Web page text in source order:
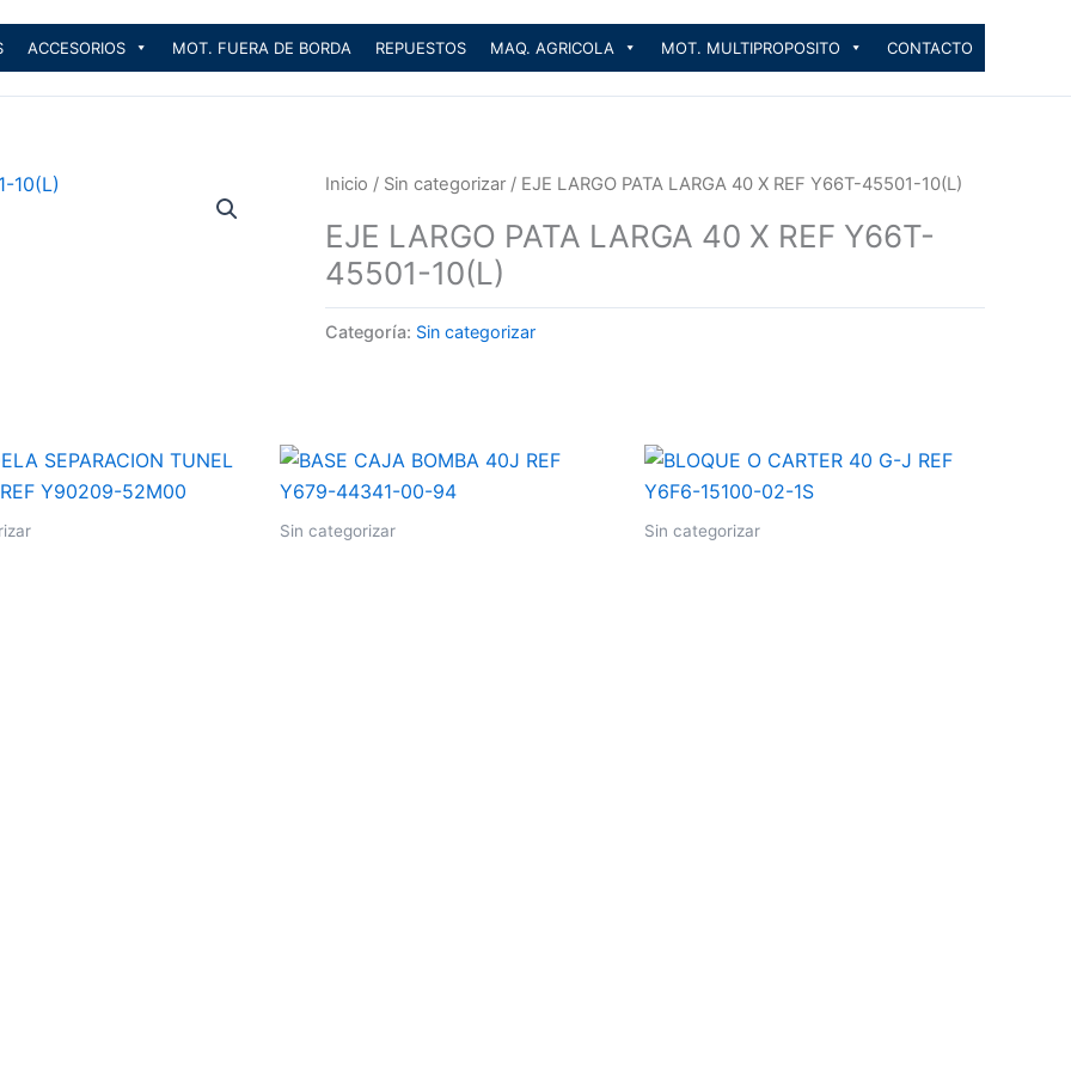
ACCESORIOS MOT. FUERA DE BORDA REPUESTOS MAQ. AGRICOLA MOT. MULTIPROPOSITO CONTACTO
Inicio / Sin categorizar / EJE LARGO PATA LARGA 40 X REF Y66T-45501-10(L)
EJE LARGO PATA LARGA 40 X REF Y66T-
45501-10(L)
Categoría: Sin categorizar
Sin categorizar Sin categorizar